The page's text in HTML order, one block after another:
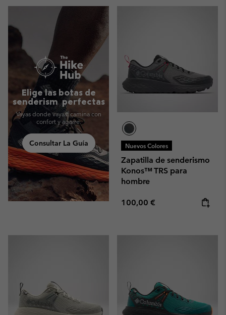
Elige las botas de
senderism perfectas
Vayas donde vayas, camina con
confort y agarre.
Consultar La Guía Nuevos Colores
Zapatilla de senderismo
Konos™ TRS para
hombre
Regular price:
100,00 €